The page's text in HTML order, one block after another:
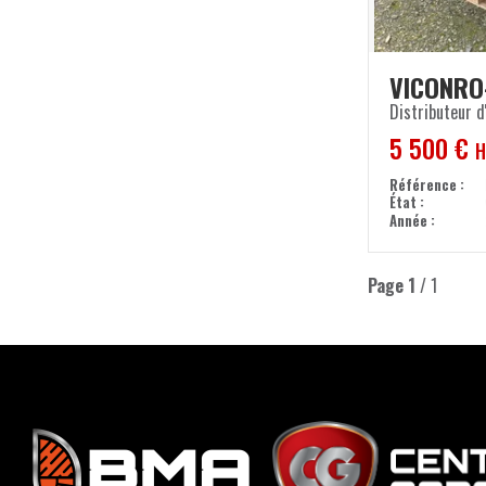
Distributeur
VICON
Référence
État
Année
5 500 €
Page 1 / 1